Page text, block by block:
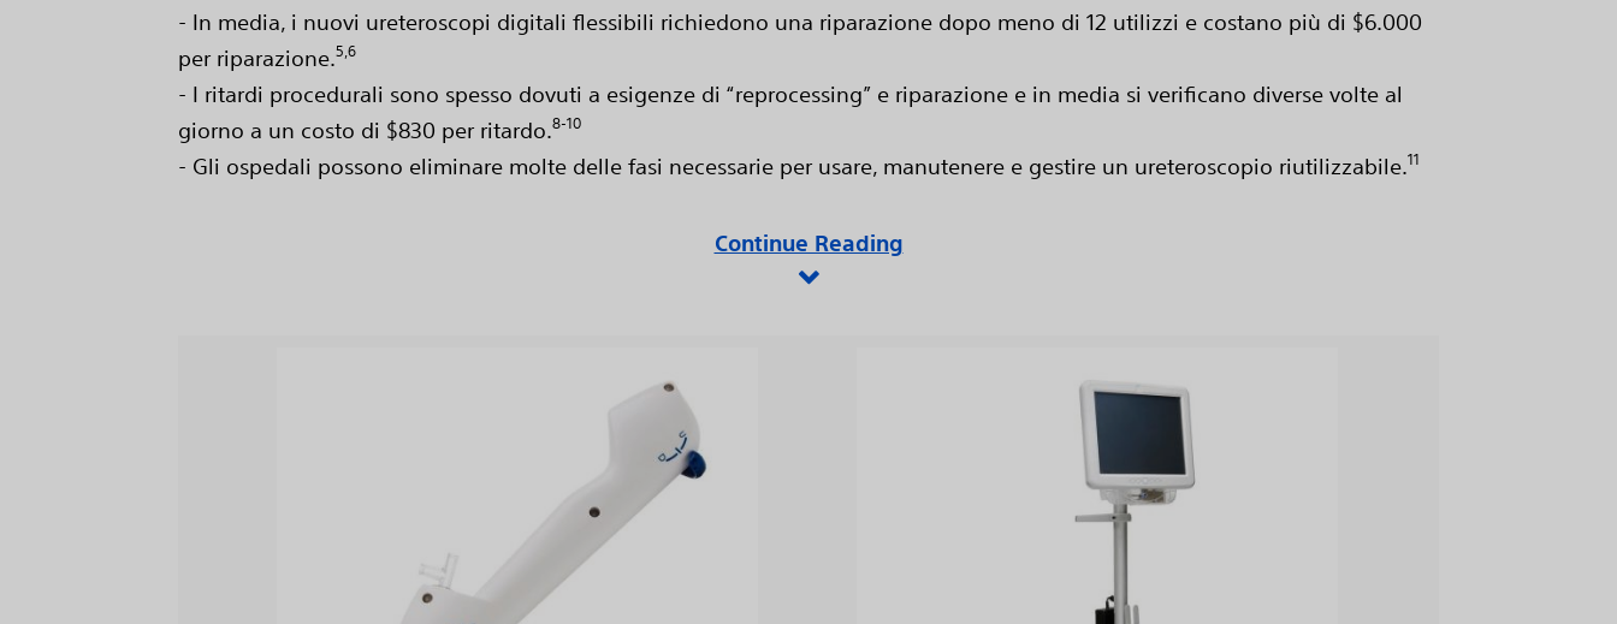
- In media, i nuovi ureteroscopi digitali flessibili richiedono una riparazione dopo meno di 12 utilizzi e costano più di $6.000
per riparazione.5,6
- I ritardi procedurali sono spesso dovuti a esigenze di “reprocessing” e riparazione e in media si verificano diverse volte al
giorno a un costo di $830 per ritardo.8-10
- Gli ospedali possono eliminare molte delle fasi necessarie per usare, manutenere e gestire un ureteroscopio riutilizzabile.11
Continue Reading
View
View